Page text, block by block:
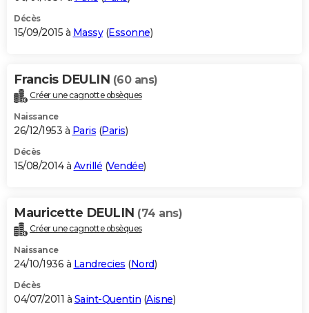
Décès
15/09/2015 à Massy(Essonne)
Francis DEULIN (60 ans)
Créer une cagnotte obsèques
Naissance
26/12/1953 à Paris (Paris)
Décès
15/08/2014 à Avrillé (Vendée)
Mauricette DEULIN (74 ans)
Créer une cagnotte obsèques
Naissance
24/10/1936 à Landrecies (Nord)
Décès
04/07/2011 à Saint-Quentin (Aisne)